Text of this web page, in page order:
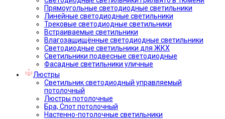
Прямоугольные светодиодные светильники
Линейные светодиодные светильники
Трековые светодиодные светильники
Встраиваемые светильники
Влагозащищённые светодиодные светильники
Светодиодные светильники для ЖКХ
Светильники подвесные светодиодные
Фасадные светильники уличные
Люстры
Светильник светодиодный управляемый
потолочный
Люстры потолочные
Бра, Спот потолочный
Настенно-потолочные светильники